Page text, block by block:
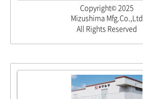
Copyright© 2025
Mizushima Mfg.Co.,Ltd
All Rights Reserved